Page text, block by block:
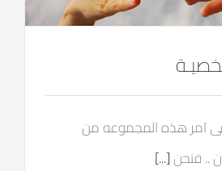
فى امر هذه المجموعه من
.. فنحن[...]